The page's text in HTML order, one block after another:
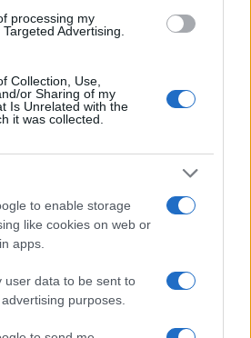
processing my
Advertising.
Collection, Use,
or Sharing of my
Is Unrelated with the
it was collected.
to enable storage
like cookies on web or
apps.
user data to be sent to
purposes.
σε αυλή επιχείρησης
η ταχύτητα που οδήγησε
κάτι απέσπασε την προσοχή
πραγματογνώμονας
ξέσπασμα του ιού του
με κρούσματα στην Αττική
τον Ιατρικό Σύλλογο
προστασία της δημόσιας
Όρμπιτ, παραγωγός του
άλμπουμ της Μαντόνα «Ray
του προσώπου του
συγκλονίζει η
έσωσε τον Σέρβο όταν
του αεροπλάνου